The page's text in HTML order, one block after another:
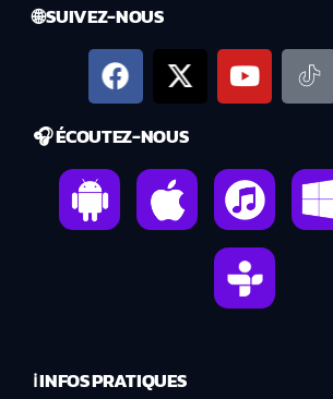
🌐 SUIVEZ-NOUS
🎧 ÉCOUTEZ-NOUS
ℹ️ INFOS PRATIQUES